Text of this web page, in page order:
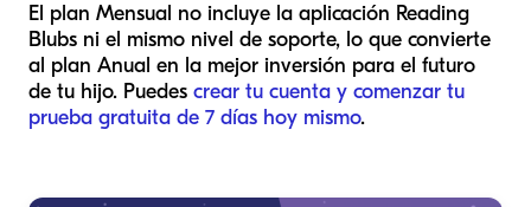
El plan Mensual no incluye la aplicación Reading
Blubs ni el mismo nivel de soporte, lo que convierte
al plan Anual en la mejor inversión para el futuro
de tu hijo. Puedes crear tu cuenta y comenzar tu
prueba gratuita de 7 días hoy mismo.